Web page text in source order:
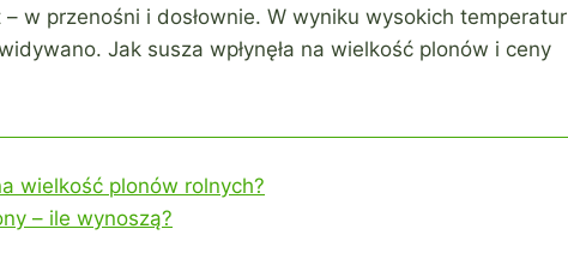
w przenośni i dosłownie. W wyniku wysokich temperatur
Jak susza wpłynęła na wielkość plonów i ceny
wielkość plonów rolnych?
– ile wynoszą?